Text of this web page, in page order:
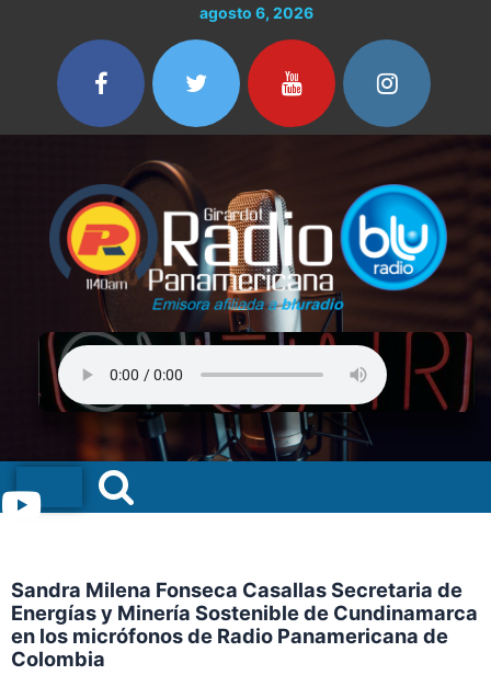
contenido
agosto 6, 2026
Menu
Sandra Milena Fonseca Casallas Secretaria de
Energías y Minería Sostenible de Cundinamarca
en los micrófonos de Radio Panamericana de
Colombia